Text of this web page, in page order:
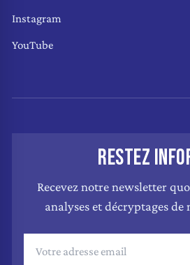
Instagram
YouTube
RESTEZ
Recevez notre newsletter
analyses et décryptages de